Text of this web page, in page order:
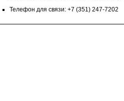
Телефон для связи: +7 (351) 247-7202